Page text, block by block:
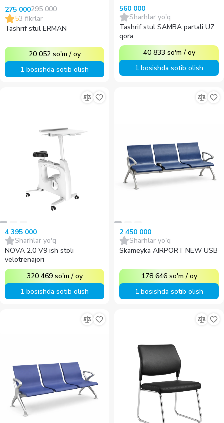
275 000295 000
53 fikrlar
Tashrif stul ERMAN
20 052 so'm /oy
1 bosishda sotib olish
560 000
Sharhlar yo'q
Tashrif stul SAMBA partali UZ
qora
40 833 so'm /oy
1 bosishda sotib olish
4 395 000
Sharhlar yo'q
NOVA 2.0 V9 ish stoli
velotrenajori
320 469 so'm /oy
1 bosishda sotib olish
2 450 000
Sharhlar yo'q
Skameyka AIRPORT NEW USB
178 646 so'm /oy
1 bosishda sotib olish